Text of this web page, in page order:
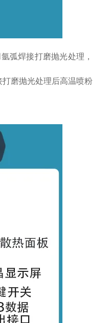
弧焊接打磨抛光处理，
磨抛光处理后高温喷粉